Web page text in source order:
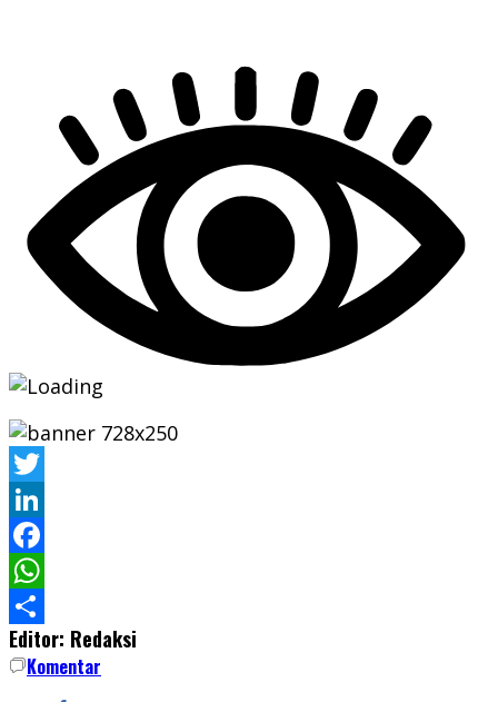
Twitter
LinkedIn
Facebook
WhatsApp
Share
Editor: Redaksi
Komentar